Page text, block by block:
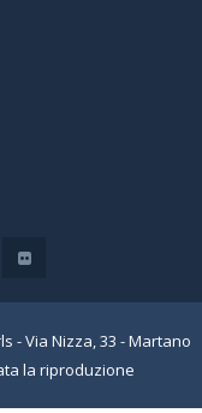
- Via Nizza, 33 - Martano
la riproduzione